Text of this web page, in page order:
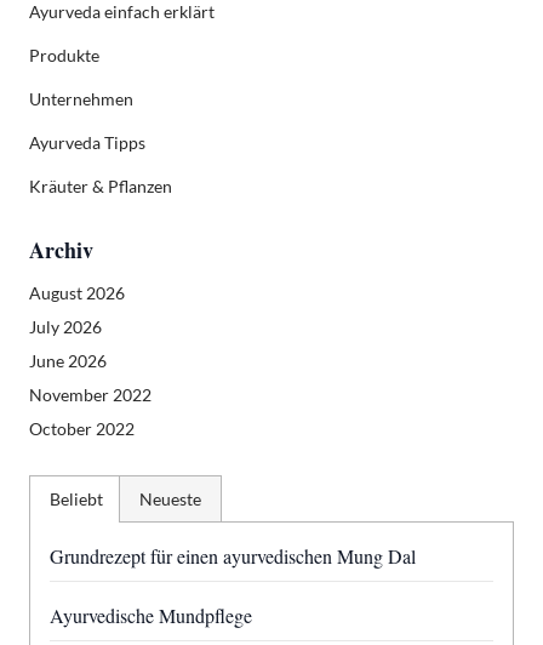
Ayurveda einfach erklärt
Produkte
Unternehmen
Ayurveda Tipps
Kräuter & Pflanzen
Archiv
August 2026
July 2026
June 2026
November 2022
October 2022
Beliebt
Grundrezept für einen ayurvedischen Mung Dal
Ayurvedische Mundpflege
Neueste